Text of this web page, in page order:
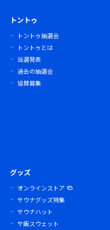
トントゥ
トントゥ抽選会
トントゥとは
当選発表
過去の抽選会
協賛募集
グッズ
オンラインストア
サウナグッズ特集
サウナハット
サ飯スウェット